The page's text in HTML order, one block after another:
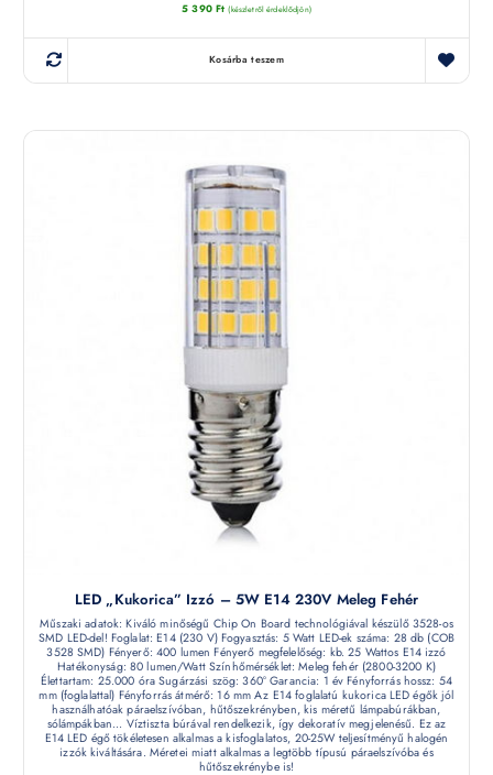
5 390 Ft (készletről érdeklődjön)
Kosárba teszem
LED „kukorica” Izzó – 5W E14 230V Meleg Fehér
Műszaki adatok: Kiváló minőségű Chip On Board technológiával készülő 3528-os
SMD LED-del! Foglalat: E14 (230 V) Fogyasztás: 5 Watt LED-ek száma: 28 db (COB
3528 SMD) Fényerő: 400 lumen Fényerő megfelelőség: kb. 25 Wattos E14 izzó
Hatékonyság: 80 lumen/Watt Színhőmérséklet: Meleg fehér (2800-3200 K)
Élettartam: 25.000 óra Sugárzási szög: 360° Garancia: 1 év Fényforrás hossz: 54
mm (foglalattal) Fényforrás átmérő: 16 mm Az E14 foglalatú kukorica LED égők jól
használhatóak páraelszívóban, hűtőszekrényben, kis méretű lámpabúrákban,
sólámpákban... Víztiszta búrával rendelkezik, így dekoratív megjelenésű. Ez az
E14 LED égő tökéletesen alkalmas a kisfoglalatos, 20-25W teljesítményű halogén
izzók kiváltására. Méretei miatt alkalmas a legtöbb típusú páraelszívóba és
hűtőszekrénybe is!